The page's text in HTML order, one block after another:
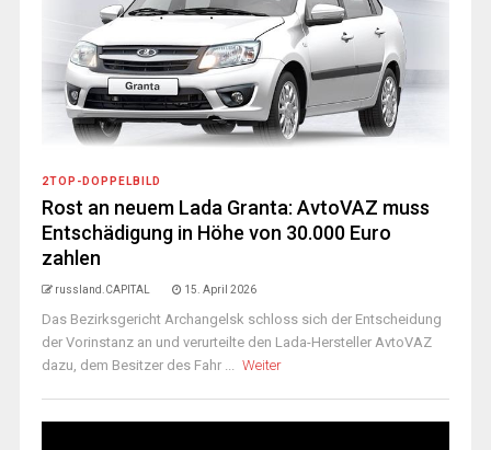
2TOP-DOPPELBILD
Rost an neuem Lada Granta: AvtoVAZ muss
Entschädigung in Höhe von 30.000 Euro
zahlen
russland.CAPITAL 15. April 2026
Das Bezirksgericht Archangelsk schloss sich der Entscheidung
der Vorinstanz an und verurteilte den Lada-Hersteller AvtoVAZ
dazu, dem Besitzer des Fahr ... Weiter